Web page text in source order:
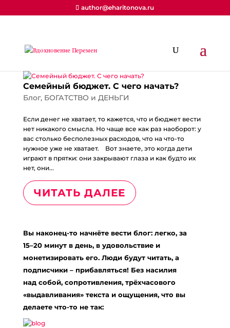
author@eharitonova.ru
Семейный бюджет. С чего начать?
Блог, БОГАТСТВО и ДЕНЬГИ
Если денег не хватает, то кажется, что и бюджет вести
нет никакого смысла. Но чаще все как раз наоборот: у
вас столько бесполезных расходов, что на что-то
нужное уже не хватает.⠀ Вот знаете, это когда дети
играют в прятки: они закрывают глаза и как будто их
нет, они...
ЧИТАТЬ ДАЛЕЕ
Вы наконец-то начнёте вести блог: легко, за
15–20 минут в день, в удовольствие и
монетизировать его. Люди будут читать, а
подписчики – прибавляться! Без насилия
над собой, сопротивления, трёхчасового
«выдавливания» текста и ощущения, что вы
делаете что-то не так: